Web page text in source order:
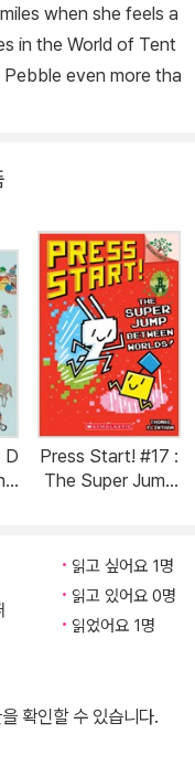
when she feels a
in the World of Tent
even more tha
D
t
Press Start! #17 :
The Super Jump
읽고 싶어요 1명
읽고 있어요 0명
읽었어요 1명
확인할 수 있습니다.